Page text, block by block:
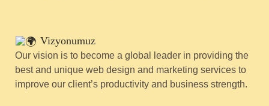
Vizyonumuz
Our vision is to become a global leader in providing the
best and unique web design and marketing services to
improve our client’s productivity and business strength.